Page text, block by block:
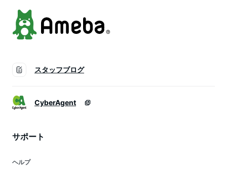
スタッフブログ
CyberAgent
サポート
ヘルプ